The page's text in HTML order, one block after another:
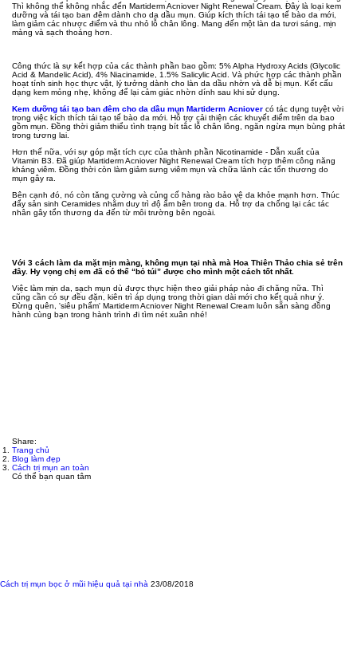
Thì không thể không nhắc đến Martiderm Acniover Night Renewal Cream. Đây là loại kem
dưỡng và tái tạo ban đêm dành cho da dầu mụn. Giúp kích thích tái tạo tế bào da mới,
làm giảm các nhược điểm và thu nhỏ lỗ chân lông. Mang đến một làn da tươi sáng, mịn
màng và sạch thoáng hơn.
Công thức là sự kết hợp của các thành phần bao gồm: 5% Alpha Hydroxy Acids (Glycolic
Acid & Mandelic Acid), 4% Niacinamide, 1.5% Salicylic Acid. Và phức hợp các thành phần
hoạt tính sinh học thực vật, lý tưởng dành cho làn da dầu nhờn và dễ bị mụn. Kết cấu
dạng kem mỏng nhẹ, không để lại cảm giác nhờn dính sau khi sử dụng.
Kem dưỡng tái tạo ban đêm cho da dầu mụn Martiderm Acniover có tác dụng tuyệt vời
trong việc kích thích tái tạo tế bào da mới. Hỗ trợ cải thiện các khuyết điểm trên da bao
gồm mụn. Đồng thời giảm thiểu tình trạng bít tắc lỗ chân lông, ngăn ngừa mụn bùng phát
trong tương lai.
Hơn thế nữa, với sự góp mặt tích cực của thành phần Nicotinamide - Dẫn xuất của
Vitamin B3. Đã giúp Martiderm Acniover Night Renewal Cream tích hợp thêm công năng
kháng viêm. Đồng thời còn làm giảm sưng viêm mụn và chữa lành các tổn thương do
mụn gây ra.
Bên cạnh đó, nó còn tăng cường và củng cố hàng rào bảo vệ da khỏe mạnh hơn. Thúc
đẩy sản sinh Ceramides nhằm duy trì độ ẩm bên trong da. Hỗ trợ da chống lại các tác
nhân gây tổn thương da đến từ môi trường bên ngoài.
Với 3 cách làm da mặt mịn màng, không mụn tại nhà mà Hoa Thiên Thảo chia sẻ trên
đây. Hy vọng chị em đã có thể “bỏ túi” được cho mình một cách tốt nhất.
Việc làm mịn da, sạch mụn dù được thực hiện theo giải pháp nào đi chăng nữa. Thì
cũng cần có sự đều đặn, kiên trì áp dụng trong thời gian dài mới cho kết quả như ý.
Đừng quên, 'siêu phẩm' Martiderm Acniover Night Renewal Cream luôn sẵn sàng đồng
hành cùng bạn trong hành trình đi tìm nét xuân nhé!
Share:
Trang chủ
Blog làm đẹp
Cách trị mụn an toàn
Có thể bạn quan tâm
Cách trị mụn bọc ở mũi hiệu quả tại nhà 23/08/2018